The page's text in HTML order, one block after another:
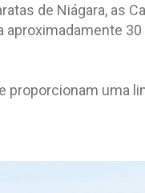
de Niágara, as
uma